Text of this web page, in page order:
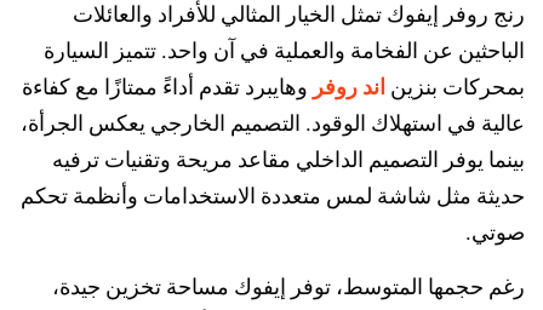
رنج روفر إيفوك تمثل الخيار المثالي للأفراد والعائلات
الباحثين عن الفخامة والعملية في آن واحد. تتميز السيارة
بمحركات بنزين اند روفر وهايبرد تقدم أداءً ممتازًا مع كفاءة
عالية في استهلاك الوقود. التصميم الخارجي يعكس الجرأة،
بينما يوفر التصميم الداخلي مقاعد مريحة وتقنيات ترفيه
حديثة مثل شاشة لمس متعددة الاستخدامات وأنظمة تحكم
صوتي.
رغم حجمها المتوسط، توفر إيفوك مساحة تخزين جيدة،